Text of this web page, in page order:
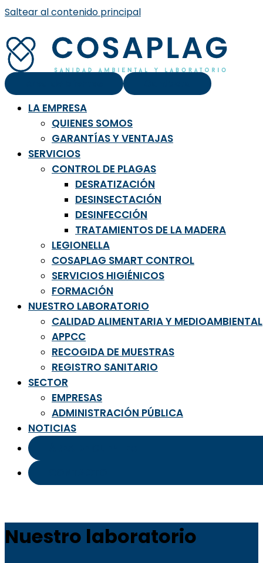
Saltear al contenido principal
LA EMPRESA
QUIENES SOMOS
GARANTÍAS Y VENTAJAS
SERVICIOS
CONTROL DE PLAGAS
DESRATIZACIÓN
DESINSECTACIÓN
DESINFECCIÓN
TRATAMIENTOS DE LA MADERA
LEGIONELLA
COSAPLAG SMART CONTROL
SERVICIOS HIGIÉNICOS
FORMACIÓN
NUESTRO LABORATORIO
CALIDAD ALIMENTARIA Y MEDIOAMBIENTAL
APPCC
RECOGIDA DE MUESTRAS
REGISTRO SANITARIO
SECTOR
EMPRESAS
ADMINISTRACIÓN PÚBLICA
NOTICIAS
Nuestro laboratorio